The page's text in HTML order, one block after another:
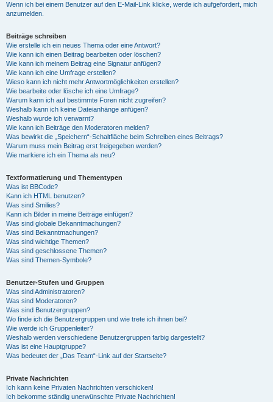
Wenn ich bei einem Benutzer auf den E-Mail-Link klicke, werde ich aufgefordert, mich
anzumelden.
Beiträge schreiben
Wie erstelle ich ein neues Thema oder eine Antwort?
Wie kann ich einen Beitrag bearbeiten oder löschen?
Wie kann ich meinem Beitrag eine Signatur anfügen?
Wie kann ich eine Umfrage erstellen?
Wieso kann ich nicht mehr Antwortmöglichkeiten erstellen?
Wie bearbeite oder lösche ich eine Umfrage?
Warum kann ich auf bestimmte Foren nicht zugreifen?
Weshalb kann ich keine Dateianhänge anfügen?
Weshalb wurde ich verwarnt?
Wie kann ich Beiträge den Moderatoren melden?
Was bewirkt die „Speichern“-Schaltfläche beim Schreiben eines Beitrags?
Warum muss mein Beitrag erst freigegeben werden?
Wie markiere ich ein Thema als neu?
Textformatierung und Thementypen
Was ist BBCode?
Kann ich HTML benutzen?
Was sind Smilies?
Kann ich Bilder in meine Beiträge einfügen?
Was sind globale Bekanntmachungen?
Was sind Bekanntmachungen?
Was sind wichtige Themen?
Was sind geschlossene Themen?
Was sind Themen-Symbole?
Benutzer-Stufen und Gruppen
Was sind Administratoren?
Was sind Moderatoren?
Was sind Benutzergruppen?
Wo finde ich die Benutzergruppen und wie trete ich ihnen bei?
Wie werde ich Gruppenleiter?
Weshalb werden verschiedene Benutzergruppen farbig dargestellt?
Was ist eine Hauptgruppe?
Was bedeutet der „Das Team“-Link auf der Startseite?
Private Nachrichten
Ich kann keine Privaten Nachrichten verschicken!
Ich bekomme ständig unerwünschte Private Nachrichten!